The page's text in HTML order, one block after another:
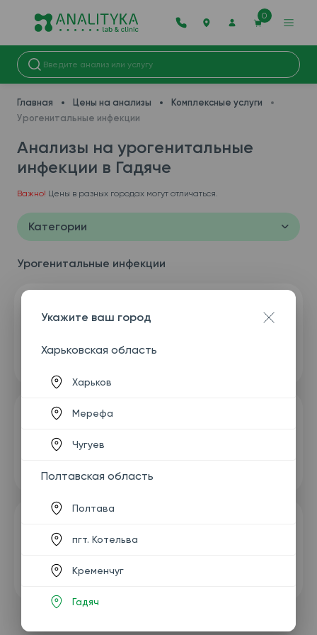
0
Главная Цены на анализы
Комплексные услуги
Урогенитальные инфекции
Анализы на урогенитальные
инфекции в Гадяче
Важно! Цены в разных городах могут отличаться.
Категории
Урогенитальные инфекции
Укажите ваш город
Харьковская область
Харьков
Мерефа
Чугуев
Полтавская область
Полтава
пгт. Котельва
Кременчуг
Гадяч